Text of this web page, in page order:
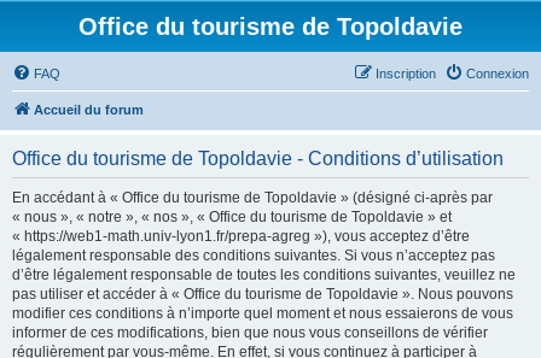
Office du tourisme de Topoldavie
FAQ Connexion
Inscription
Accueil du forum
Office du tourisme de Topoldavie - Conditions d’utilisation
En accédant à « Office du tourisme de Topoldavie » (désigné ci-après par
« nous », « notre », « nos », « Office du tourisme de Topoldavie » et
« https://web1-math.univ-lyon1.fr/prepa-agreg »), vous acceptez d’être
légalement responsable des conditions suivantes. Si vous n’acceptez pas
d’être légalement responsable de toutes les conditions suivantes, veuillez ne
pas utiliser et accéder à « Office du tourisme de Topoldavie ». Nous pouvons
modifier ces conditions à n’importe quel moment et nous essaierons de vous
informer de ces modifications, bien que nous vous conseillons de vérifier
régulièrement par vous-même. En effet, si vous continuez à participer à